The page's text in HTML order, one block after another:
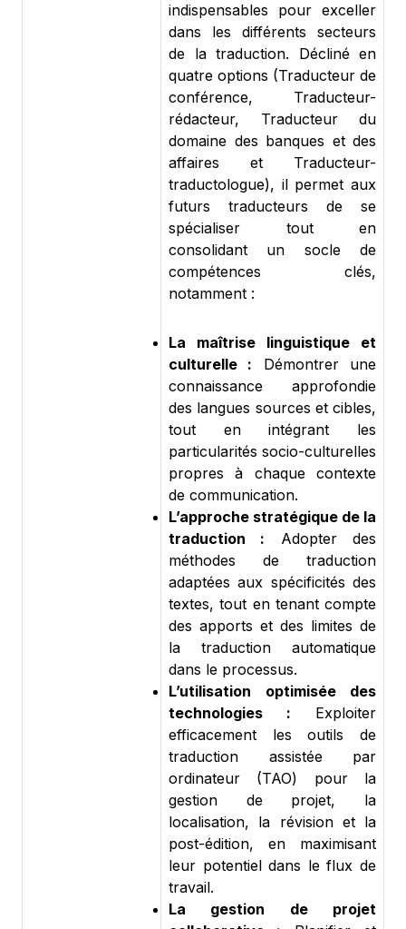
indispensables pour exceller
dans les différents secteurs
de la traduction. Décliné en
quatre options (Traducteur de
conférence, Traducteur-
rédacteur, Traducteur du
domaine des banques et des
affaires et Traducteur-
traductologue), il permet aux
futurs traducteurs de se
spécialiser tout en
consolidant un socle de
compétences clés,
notamment :
La maîtrise linguistique et
culturelle : Démontrer une
connaissance approfondie
des langues sources et cibles,
tout en intégrant les
particularités socio-culturelles
propres à chaque contexte
de communication.
L’approche stratégique de la
traduction : Adopter des
méthodes de traduction
adaptées aux spécificités des
textes, tout en tenant compte
des apports et des limites de
la traduction automatique
dans le processus.
L’utilisation optimisée des
technologies : Exploiter
efficacement les outils de
traduction assistée par
ordinateur (TAO) pour la
gestion de projet, la
localisation, la révision et la
post-édition, en maximisant
leur potentiel dans le flux de
travail.
La gestion de projet